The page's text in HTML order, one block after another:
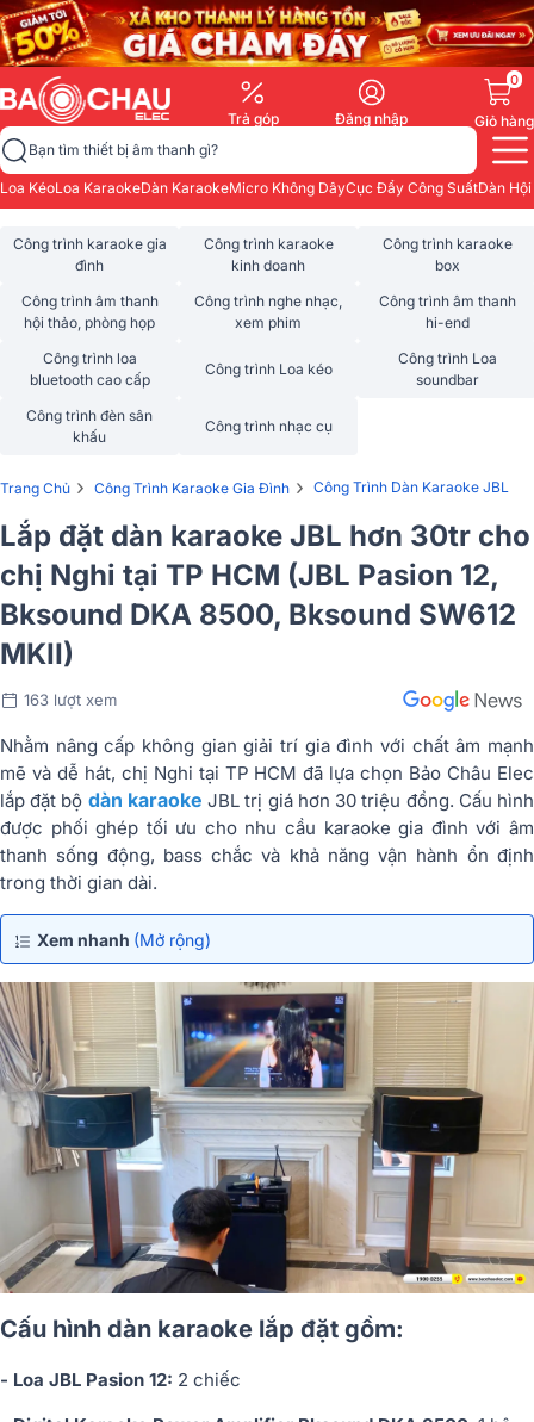
Trả góp Đăng nhập
0
Giỏ hàng
Bạn tìm thiết bị âm thanh gì?
Loa KéoLoa KaraokeDàn KaraokeMicro Không DâyCục Đẩy Công SuấtDàn
Công trình karaoke gia
đình
Công trình karaoke
kinh doanh
Công trình karaoke
box
Công trình âm thanh
hội thảo, phòng họp
Công trình nghe nhạc,
xem phim
Công trình âm thanh
hi-end
Công trình loa
bluetooth cao cấp
Công trình Loa kéo
Công trình Loa
soundbar
Công trình đèn sân
khấu
Công trình nhạc cụ
Trang Chủ › Công Trình Karaoke Gia Đình › Công Trình Dàn Karaoke JBL
Lắp đặt dàn karaoke JBL hơn 30tr cho
chị Nghi tại TP HCM (JBL Pasion 12,
Bksound DKA 8500, Bksound SW612
MKII)
163 lượt xem
Nhằm nâng cấp không gian giải trí gia đình với chất âm mạnh
mẽ và dễ hát, chị Nghi tại TP HCM đã lựa chọn Bảo Châu Elec
lắp đặt bộ dàn karaoke JBL trị giá hơn 30 triệu đồng. Cấu hình
được phối ghép tối ưu cho nhu cầu karaoke gia đình với âm
thanh sống động, bass chắc và khả năng vận hành ổn định
trong thời gian dài.
Xem nhanh (Mở rộng)
Cấu hình dàn karaoke lắp đặt gồm:
- Loa JBL Pasion 12: 2 chiếc